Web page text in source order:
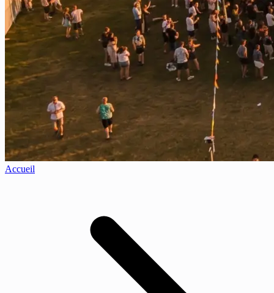
Accueil